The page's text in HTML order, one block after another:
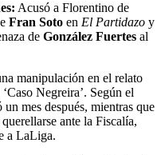
Acusó a Florentino de
Fran Soto en El Partidazo y
de González Fuertes al
manipulación en el relato
Negreira’. Según el
mes después, mientras que
ante la Fiscalía,
a LaLiga.